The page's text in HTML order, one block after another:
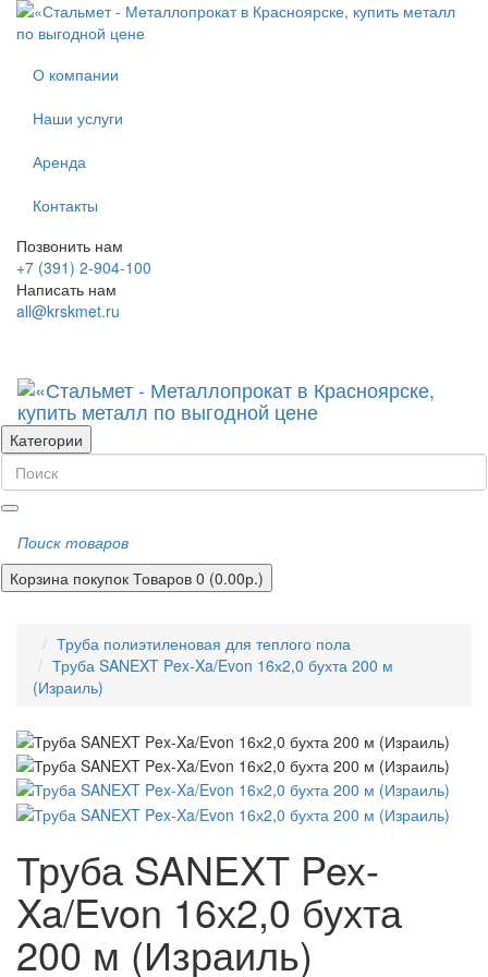
О компании
Наши услуги
Аренда
Контакты
Позвонить нам
+7 (391) 2-904-100
Написать нам
all@krskmet.ru
Категории
Поиск товаров
Корзина покупок Товаров 0 (0.00р.)
Труба полиэтиленовая для теплого пола
Труба SANEXT Pex-Xa/Evon 16х2,0 бухта 200 м
(Израиль)
Труба SANEXT Pex-
Xa/Evon 16х2,0 бухта
200 м (Израиль)